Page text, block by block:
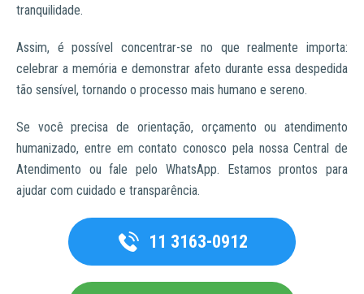
tranquilidade.
Assim, é possível concentrar-se no que realmente importa:
celebrar a memória e demonstrar afeto durante essa despedida
tão sensível, tornando o processo mais humano e sereno.
Se você precisa de orientação, orçamento ou atendimento
humanizado, entre em contato conosco pela nossa Central de
Atendimento ou fale pelo WhatsApp. Estamos prontos para
ajudar com cuidado e transparência.
11 3163-0912